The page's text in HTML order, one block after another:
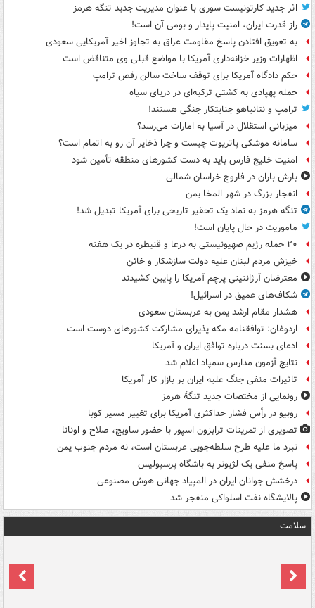
اثر جدید کارتونیست سوری با عنوان مدیریت جدید تنگه هرمز
راز قدرت ایران، امنیت پایدار و بومی آن است!
به تعویق افتادن پاسخ مقاومت عراق به تجاوز اخیر آمریکایی سعودی
اظهارات وزیر خزانه‌داری آمریکا با مواضع قبلی وی متناقض است
حکم دادگاه آمریکا برای توقف ساخت سالن رقص ترامپ
حمله پهپادی به کشتی ترکیه‌ای در دریای سیاه
ترامپ و نتانیاهو جنایتکار جنگی هستند!
میزبانی استقلال در آسیا به امارات می‌رسد؟
سامانه موشکی پاتریوت چیست و چرا ذخایر آن رو به اتمام است؟
امنیت خلیج فارس باید به دست کشورهای منطقه تأمین شود
بارش باران در فاروج خراسان شمالی
انفجار بزرگ در شهر المخا یمن
تنگه هرمز به نماد یک تحقیر تاریخی برای آمریکا تبدیل شد!
ماموریت در حال پایان است!
۲۰ حمله رژیم صهیونیستی به درعا و قنیطره در یک هفته
خیزش مردم لبنان علیه دولت سازشکار و خائن
معترضان آرژانتینی پرچم آمریکا را پایین کشیدند
شکاف‌های عمیق در اسرائیل!
هشدار مقام ارشد یمن به عربستان سعودی
اردوغان: توافقنامه مکه پذیرای مشارکت کشورهای دوست است
ادعای بسنت درباره توافق ایران و آمریکا
نتایج آزمون مدارس سمپاد اعلام شد
تاثیرات منفی جنگ علیه ایران بر بازار کار آمریکا
رونمایی از مختصات جدید تنگۀ هرمز
روبیو در رأس فشار حداکثری آمریکا برای تغییر مسیر کوبا
تصویری از تمرینات ترابزون اسپور با حضور ساویچ، صلاح و اونانا
نبرد ما علیه طرح سلطه‌جویی عربستان است، نه مردم جنوب یمن
پاسخ منفی یک لژیونر به باشگاه پرسپولیس
درخشش جوانان ایران در المپیاد جهانی هوش مصنوعی
پالایشگاه نفت اسلواکی منفجر شد
سلامت